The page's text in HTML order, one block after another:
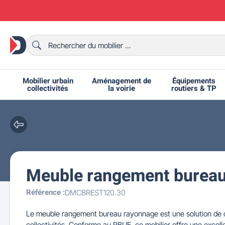
Mobilier urbain
collectivités
Bancs urbains
Aménagement de
la voirie
Bornes et potelets urbains
Équipements
routiers & TP
Ralentisseurs routiers
Grilles d'exposition
Fêtes et événements
Chaises de collectivité
Mobilier intérieur CHR
Chaises et bancs scolaires
Tables de ping-pong
Meuble rangement
Référence :DMCBREST120.30
Le meuble rangement bureau rayonnage est une solution